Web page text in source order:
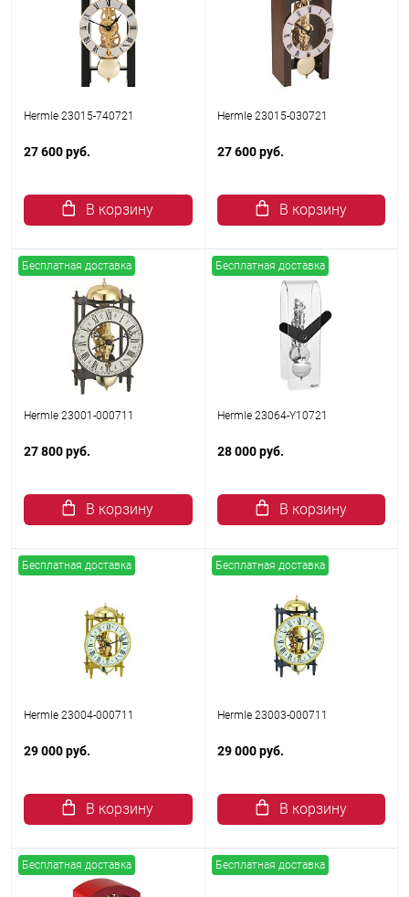
Hermle 23015-740721
27 600 руб.
В корзину
Hermle 23015-030721
27 600 руб.
В корзину
Бесплатная доставка
Hermle 23001-000711
27 800 руб.
В корзину
Бесплатная доставка
Hermle 23064-Y10721
28 000 руб.
В корзину
Бесплатная доставка
Hermle 23004-000711
29 000 руб.
В корзину
Бесплатная доставка
Hermle 23003-000711
29 000 руб.
В корзину
Бесплатная доставка Бесплатная доставка